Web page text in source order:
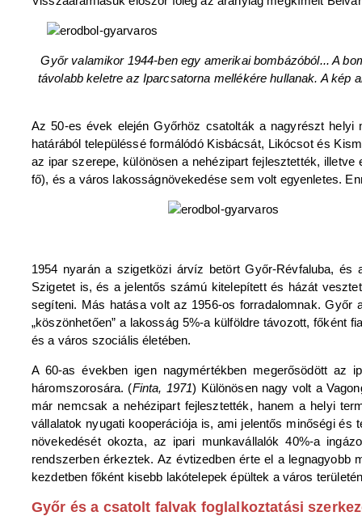
Győr valamikor 1944-ben egy amerikai bombázóból... A
távolabb keletre az Iparcsatorna mellékére hullanak. A kép
Az 50-es évek elején Győrhöz csatolták a nagyrészt helyi
határából településsé formálódó Kisbácsát, Likócsot és
az ipar szerepe, különösen a nehézipart fejlesztették,
fő), és a város lakosságnövekedése sem volt egyenletes.
1954 nyarán a szigetközi árvíz betört Győr-Révfaluba,
Szigetet is, és a jelentős számú kitelepített és házát
segíteni. Más hatása volt az 1956-os forradalomnak.
„köszönhetően” a lakosság 5%-a külföldre távozott, főként
és a város szociális életében.
A 60-as években igen nagymértékben megerősödött
háromszorosára. (Finta, 1971) Különösen nagy volt a
már nemcsak a nehézipart fejlesztették, hanem a helyi
vállalatok nyugati kooperációja is, ami jelentős minőségi
növekedését okozta, az ipari munkavállalók 40%-a
rendszerben érkeztek. Az évtizedben érte el a
kezdetben főként kisebb lakótelepek épültek a város
Győr és a csatolt falvak foglalkoztatási